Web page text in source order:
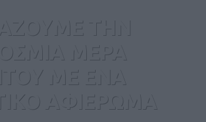
ΤΗΝ
ΜΕΡΑ
ΜΕ ΕΝΑ
ΑΦΙΕΡΩΜΑ